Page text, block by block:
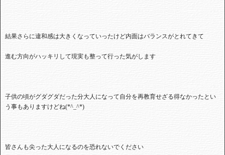
結果さらに違和感は大きくなっていったけど内面はバランスがとれてきて
進む方向がハッキリして現実も整って行った気がします
子供の頃がグダグダだった分大人になって自分を再教育せざる得なかったとい
う事もありますけどね(*^_^*)
皆さんも尖った大人になるのを恐れないでください